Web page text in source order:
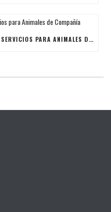
TENDENCIAS DEL MERCADO DE SERVICIOS PARA ANIMALES DE COMPAÑÍA